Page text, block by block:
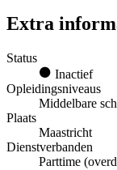
Extra
Status
Inactief
Opleidingsniveaus
Middelbare
Plaats
Maastricht
Dienstverbanden
Parttime